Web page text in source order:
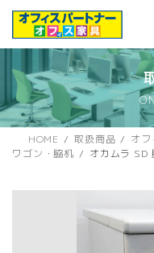
ス
キ
ン
に
HOME 取扱商品 オフ
ワゴン・脇机
オカムラ SD